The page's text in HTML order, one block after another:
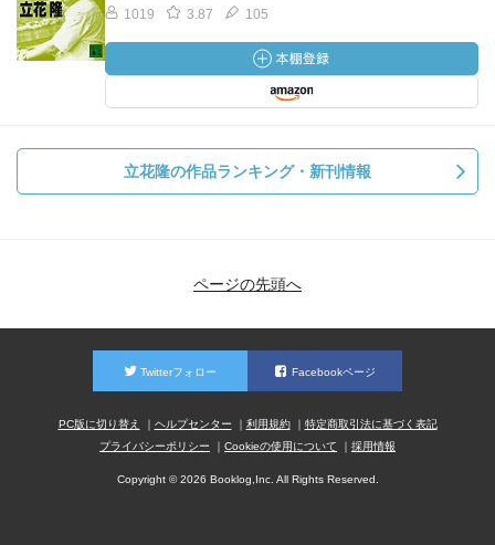
意識下の無意識層の構成力と、どちらを評価するかの問題
であるともいえる。
知的作業はすべて明晰な意識に統合されつつ展開されるべ
きであるとする人もいるだろう。
しかし私は、前にも述べたように、意識下にポテンシャル
に持っている知的能力のほうが
うしたってコンテなしで、フリーハンドで待つべきだとい
だいたい材料を並べてコンテを作るといっても、コンテを
作る段階で、
すべての材料が目の前にあるわけではない。材料集めの作
業がまだ済んでいないということではない。
1019 3.87 105
立花隆の作品ランキング・新刊情報
ページの先頭へ
Twitterフォロー Facebookページ
PC版に切り替え ヘルプセンター 利用規約
特定商取引法に基づく表記
プライバシーポリシー
Cookieの使用について 採用情報
Copyright © 2026 Booklog,Inc. All Rights Reserved.